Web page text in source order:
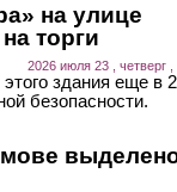
на улице
торги
2026 июля 23 , четверг ,
здания еще в
безопасности.